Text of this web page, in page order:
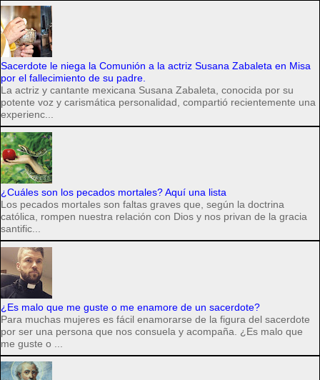
Sacerdote le niega la Comunión a la actriz Susana Zabaleta en Misa
por el fallecimiento de su padre.
La actriz y cantante mexicana Susana Zabaleta, conocida por su
potente voz y carismática personalidad, compartió recientemente una
experienc...
¿Cuáles son los pecados mortales? Aquí una lista
Los pecados mortales son faltas graves que, según la doctrina
católica, rompen nuestra relación con Dios y nos privan de la gracia
santific...
¿Es malo que me guste o me enamore de un sacerdote?
Para muchas mujeres es fácil enamorarse de la figura del sacerdote
por ser una persona que nos consuela y acompaña. ¿Es malo que
me guste o ...